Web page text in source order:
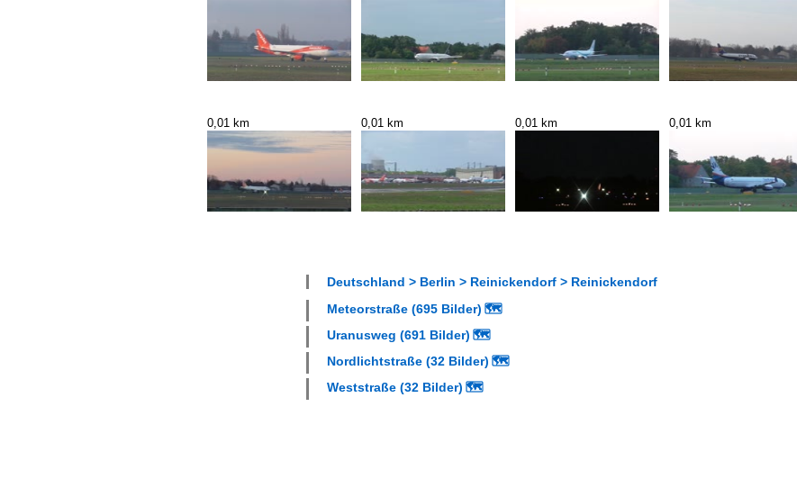
0,01 km 0,01 km 0,01 km 0,01 km
Deutschland > Berlin > Reinickendorf > Reinickendorf
Meteorstraße (695 Bilder) 🗺
Uranusweg (691 Bilder) 🗺
Nordlichtstraße (32 Bilder) 🗺
Weststraße (32 Bilder) 🗺